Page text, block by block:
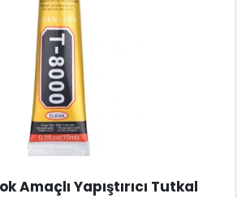
Amaçlı Yapıştırıcı Tutkal